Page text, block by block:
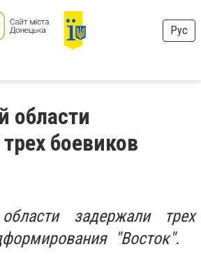
Рус
области
боевиков
задержали трех
"Восток".